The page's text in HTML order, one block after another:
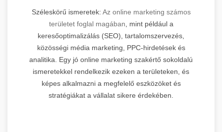
Széleskörű ismeretek: Az online marketing számos
területet foglal magában , mint például a
keresőoptimalizálás (SEO), tartalomszervezés,
közösségi média marketing, PPC-hirdetések és
analitika. Egy jó online marketing szakértő sokoldalú
ismeretekkel rendelkezik ezeken a területeken, és
képes alkalmazni a megfelelő eszközöket és
stratégiákat a vállalat sikere érdekében.